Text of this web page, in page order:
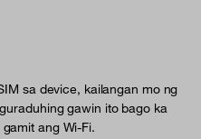
sa device, kailangan mo ng
gawin ito bago ka
ang Wi-Fi.